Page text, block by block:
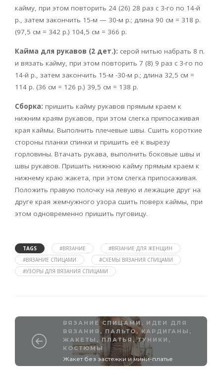
кайму, при этом повторить 24 (26) 28 раз с 3-го по 14-й
р., затем закончить 15-м — 30-м р.; длина 90 см = 318 р.
(97,5 см = 342 р.) 104,5 см = 366 р.
Кайма для рукавов (2 дет.): серой нитью набрать 8 п.
и вязать кайму, при этом повторить 7 (8) 9 раз с 3-го по
14-й р., затем закончить 15-м -30-м р.; длина 32,5 см =
114 р. (36 см = 126 р.) 39,5 см = 138 р.
Сборка: пришить кайму рукавов прямым краем к
нижним краям рукавов, при этом слегка припосаживая
края каймы. Выполнить плечевые швы. Сшить короткие
стороны планки спинки и пришить её к вырезу
горловины. Втачать рукава, выполнить боковые швы и
швы рукавов. Пришить нижнюю кайму прямым краем к
нижнему краю жакета, при этом слегка припосаживая.
Положить правую полочку на левую и лежащие друг на
друге края жемчужного узора сшить поверх каймы, при
этом одновременно пришить пуговицу.
TAGS #ВЯЗАНИЕ
#ВЯЗАНИЕ ДЛЯ ЖЕНЩИН
#ВЯЗАНИЕ СПИЦАМИ
#СХЕМЫ ВЯЗАНИЯ СПИЦАМИ
#УЗОРЫ ДЛЯ ВЯЗАНИЯ СПИЦАМИ
ВЯЗАНИЕ СПИЦАМИ, ИДЕИ ДЛЯ
ВЯЗАНИЯ , ПАЛЬТО, КАРДИГАНЫ,
ЖАКЕТЫ ,ПЛАТЬЯ, ТУНИКИ,
КОСТЮМЫ
Жакет без застежки и мини-платье